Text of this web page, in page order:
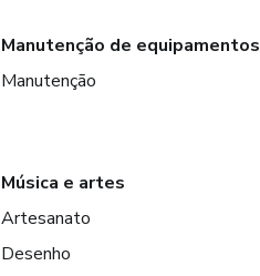
Manutenção de equipamentos
Manutenção
Música e artes
Artesanato
Desenho